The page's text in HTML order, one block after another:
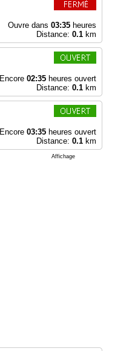
Ouvre dans 03:35heures
Distance: 0.1km
Encore 02:35heures ouvert
Distance: 0.1km
Encore 03:35heures ouvert
Distance: 0.1km
Affichage